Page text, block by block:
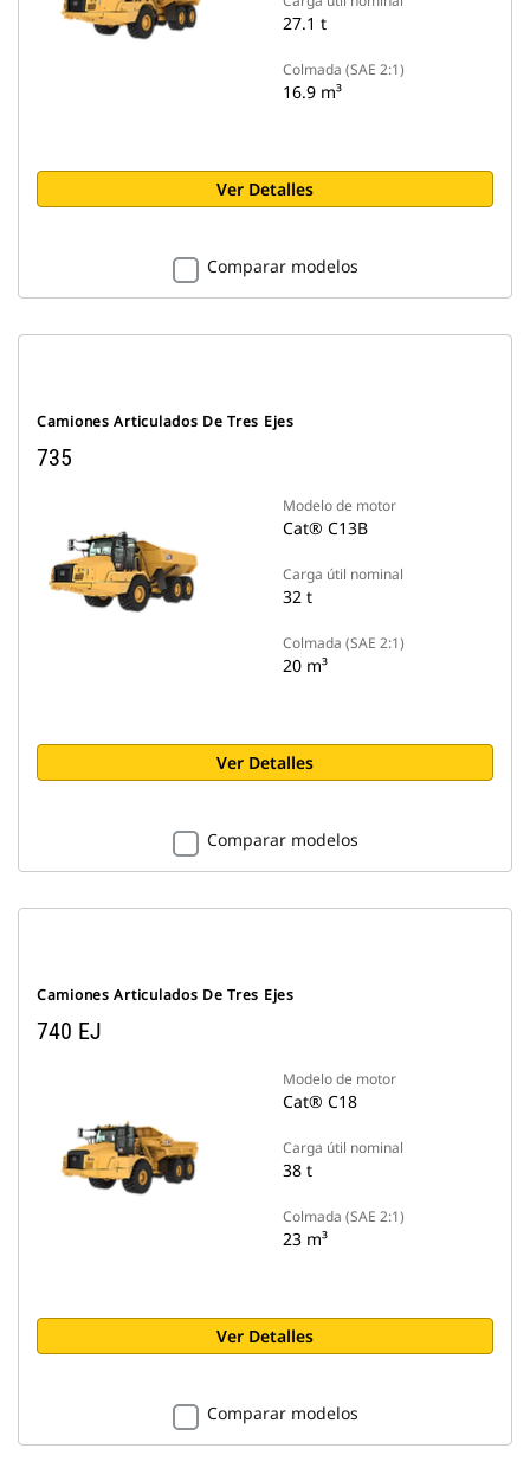
27.1 t
Colmada (SAE 2:1)
16.9 m³
Ver Detalles
Comparar modelos
Camiones Articulados De Tres Ejes
735
Modelo de motor
Cat® C13B
Carga útil nominal
32 t
Colmada (SAE 2:1)
20 m³
Ver Detalles
Comparar modelos
Camiones Articulados De Tres Ejes
740 EJ
Modelo de motor
Cat® C18
Carga útil nominal
38 t
Colmada (SAE 2:1)
23 m³
Ver Detalles
Comparar modelos